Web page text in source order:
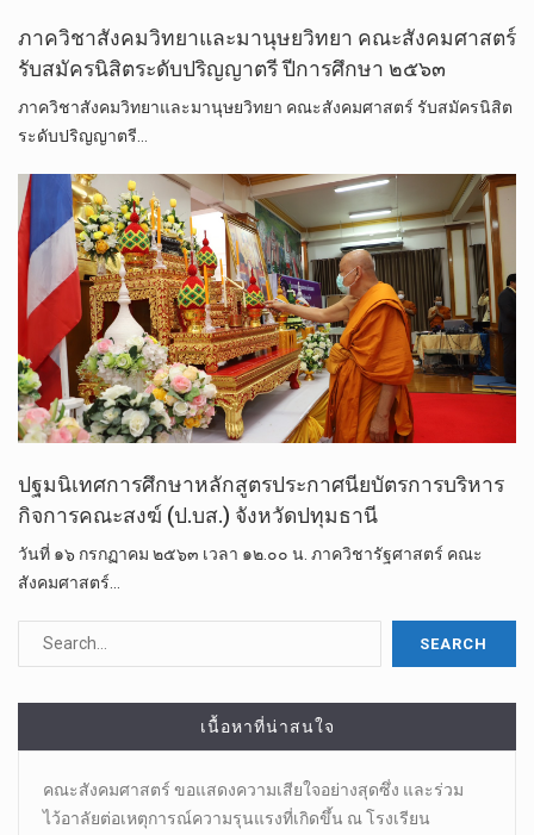
ภาควิชาสังคมวิทยาและมานุษยวิทยา คณะสังคมศาสตร์
รับสมัครนิสิตระดับปริญญาตรี ปีการศึกษา ๒๕๖๓
ภาควิชาสังคมวิทยาและมานุษยวิทยา คณะสังคมศาสตร์ รับสมัครนิสิต
ระดับปริญญาตรี…
ปฐมนิเทศการศึกษาหลักสูตรประกาศนียบัตรการบริหาร
กิจการคณะสงฆ์ (ป.บส.) จังหวัดปทุมธานี
วันที่ ๑๖ กรกฏาคม ๒๕๖๓ เวลา ๑๒.๐๐ น. ภาควิชารัฐศาสตร์ คณะ
สังคมศาสตร์…
เนื้อหาที่น่าสนใจ
คณะสังคมศาสตร์ ขอแสดงความเสียใจอย่างสุดซึ่ง และร่วม
ไว้อาลัยต่อเหตุการณ์ความรุนแรงที่เกิดขึ้น ณ โรงเรียน